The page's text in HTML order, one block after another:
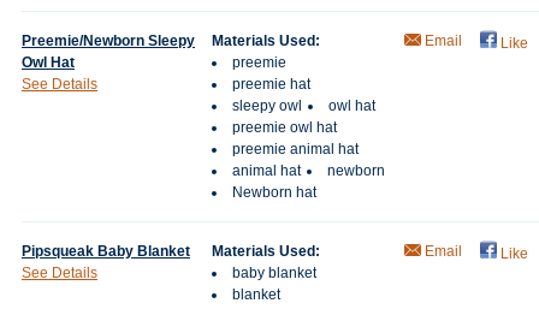
Preemie/Newborn Sleepy
Owl Hat
See Details
Materials Used:
preemie
preemie hat
sleepy owl
owl hat
preemie owl hat
preemie animal hat
animal hat
newborn
Newborn hat
Email Like
Pipsqueak Baby Blanket
See Details
Materials Used:
baby blanket
blanket
Email Like